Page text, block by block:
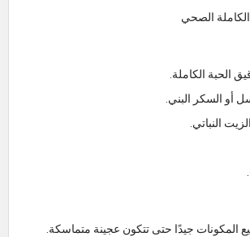
الصحي
الحبة الكاملة.
أو السكر البني.
النباتي.
المكونات جيدًا حتى تتكون عجينة متماسكة.